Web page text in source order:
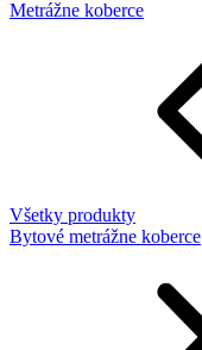
Metrážne koberce
Všetky produkty
Bytové metrážne koberce